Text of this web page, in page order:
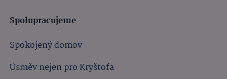
Spolupracujeme
Spokojený domov
Úsměv nejen pro Kryštofa